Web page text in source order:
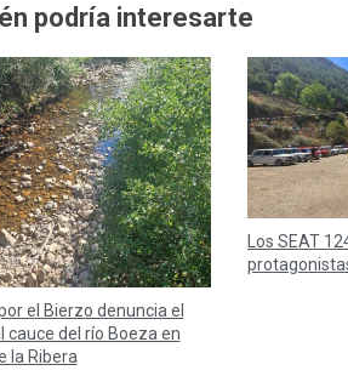
podría interesarte
el Bierzo denuncia el
cauce del río Boeza en
la Ribera
Los SEAT